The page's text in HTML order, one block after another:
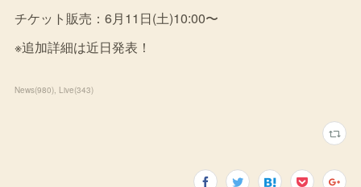
チケット販売：6月11日(土)10:00〜
※追加詳細は近日発表！
News(980) Live(343)